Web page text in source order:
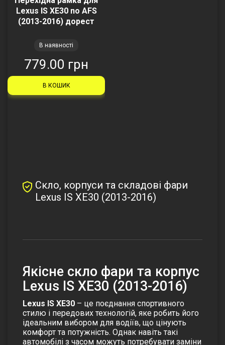
Lexus IS XE30 no AFS
(2013-2016) дорест
В наявності
779.00 грн
В КОШИК
Скло, корпуси та складові фари
Lexus IS XE30 (2013-2016)
Якісне скло фари та корпус
Lexus IS XE30 (2013-2016)
Lexus IS XE30 – це поєднання спортивного
стилю і передових технологій, яке робить його
ідеальним вибором для водіїв, що цінують
комфорт та потужність. Однак навіть такі
автомобілі з часом можуть потребувати заміни